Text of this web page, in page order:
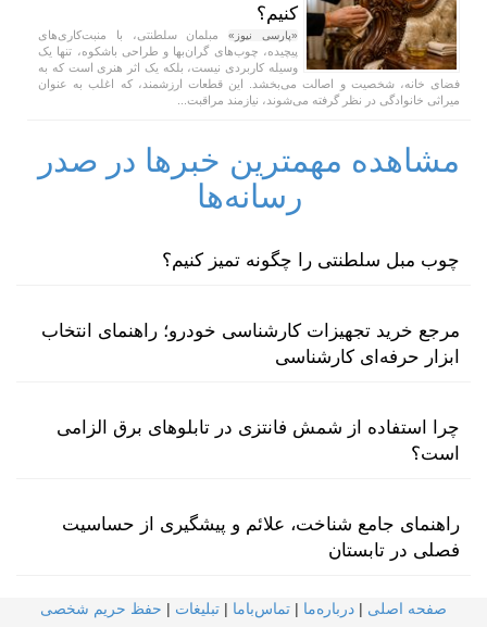
کنیم؟
«پارسی نیوز»مبلمان سلطنتی، با منبت‌کاری‌های
پیچیده، چوب‌های گران‌بها و طراحی باشکوه، تنها یک
وسیله کاربردی نیست، بلکه یک اثر هنری است که به
فضای خانه، شخصیت و اصالت می‌بخشد. این قطعات ارزشمند، که اغلب به عنوان
میراثی خانوادگی در نظر گرفته می‌شوند، نیازمند مراقبت...
مشاهده مهمترین خبرها در صدر
رسانه‌ها
چوب مبل سلطنتی را چگونه تمیز کنیم؟
مرجع خرید تجهیزات کارشناسی خودرو؛ راهنمای انتخاب
ابزار حرفه‌ای کارشناسی
چرا استفاده از شمش فانتزی در تابلوهای برق الزامی
است؟
راهنمای جامع شناخت، علائم و پیشگیری از حساسیت
فصلی در تابستان
صفحه اصلی | درباره‌ما | تماس‌با‌ما | تبلیغات | حفظ حریم شخصی